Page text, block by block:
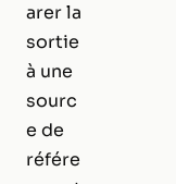
arer la
sortie
à une
sourc
e de
référe